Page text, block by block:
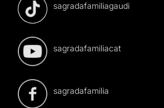
sagradafamiliagaudi
sagradafamiliacat
sagradafamilia